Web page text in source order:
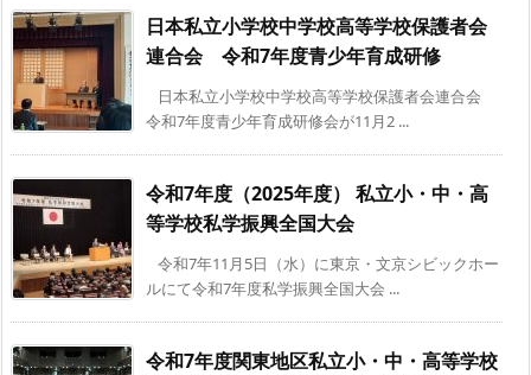
日本私立小学校中学校高等学校保護者会
連合会 令和7年度青少年育成研修
日本私立小学校中学校高等学校保護者会連合会
令和7年度青少年育成研修会が11月2 ...
令和7年度（2025年度） 私立小・中・高
等学校私学振興全国大会
令和7年11月5日（水）に東京・文京シビックホー
ルにて令和7年度私学振興全国大会 ...
令和7年度関東地区私立小・中・高等学校